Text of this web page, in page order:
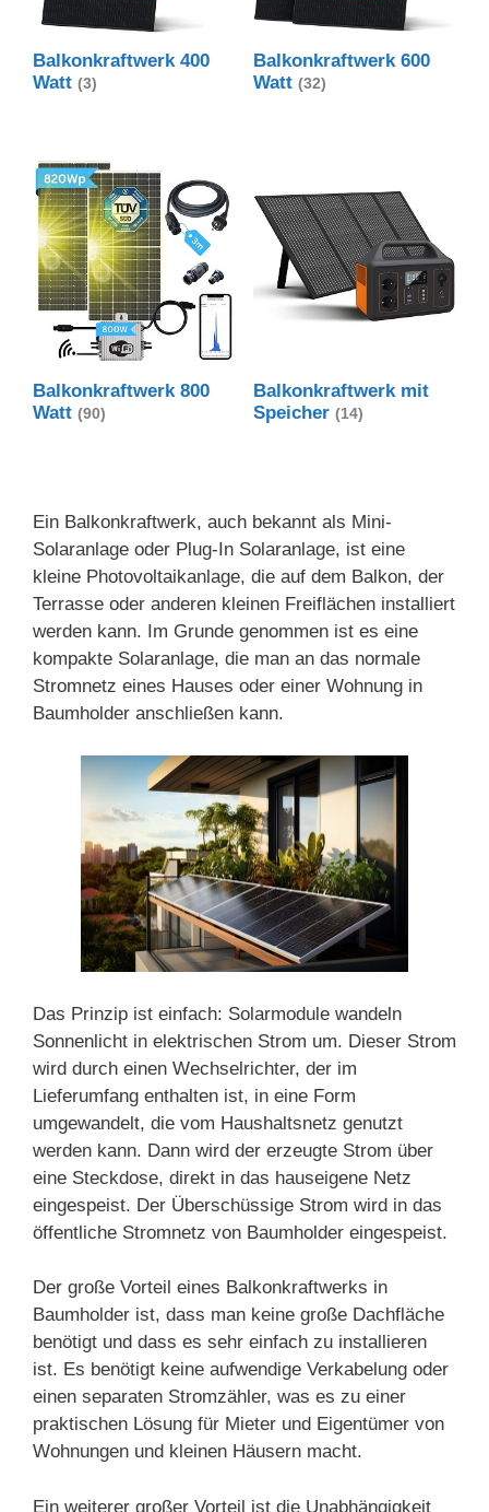
Balkonkraftwerk 400
Watt (3)
Balkonkraftwerk 600
Watt (32)
Balkonkraftwerk 800
Watt (90)
Balkonkraftwerk mit
Speicher (14)
Ein Balkonkraftwerk, auch bekannt als Mini-
Solaranlage oder Plug-In Solaranlage, ist eine
kleine Photovoltaikanlage, die auf dem Balkon, der
Terrasse oder anderen kleinen Freiflächen installiert
werden kann. Im Grunde genommen ist es eine
kompakte Solaranlage, die man an das normale
Stromnetz eines Hauses oder einer Wohnung in
Baumholder anschließen kann.
Das Prinzip ist einfach: Solarmodule wandeln
Sonnenlicht in elektrischen Strom um. Dieser Strom
wird durch einen Wechselrichter, der im
Lieferumfang enthalten ist, in eine Form
umgewandelt, die vom Haushaltsnetz genutzt
werden kann. Dann wird der erzeugte Strom über
eine Steckdose, direkt in das hauseigene Netz
eingespeist. Der Überschüssige Strom wird in das
öffentliche Stromnetz von Baumholder eingespeist.
Der große Vorteil eines Balkonkraftwerks in
Baumholder ist, dass man keine große Dachfläche
benötigt und dass es sehr einfach zu installieren
ist. Es benötigt keine aufwendige Verkabelung oder
einen separaten Stromzähler, was es zu einer
praktischen Lösung für Mieter und Eigentümer von
Wohnungen und kleinen Häusern macht.
Ein weiterer großer Vorteil ist die Unabhängigkeit